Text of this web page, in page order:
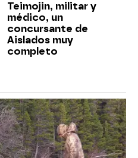
Teimojin, militar y
médico, un
concursante de
Aislados muy
completo